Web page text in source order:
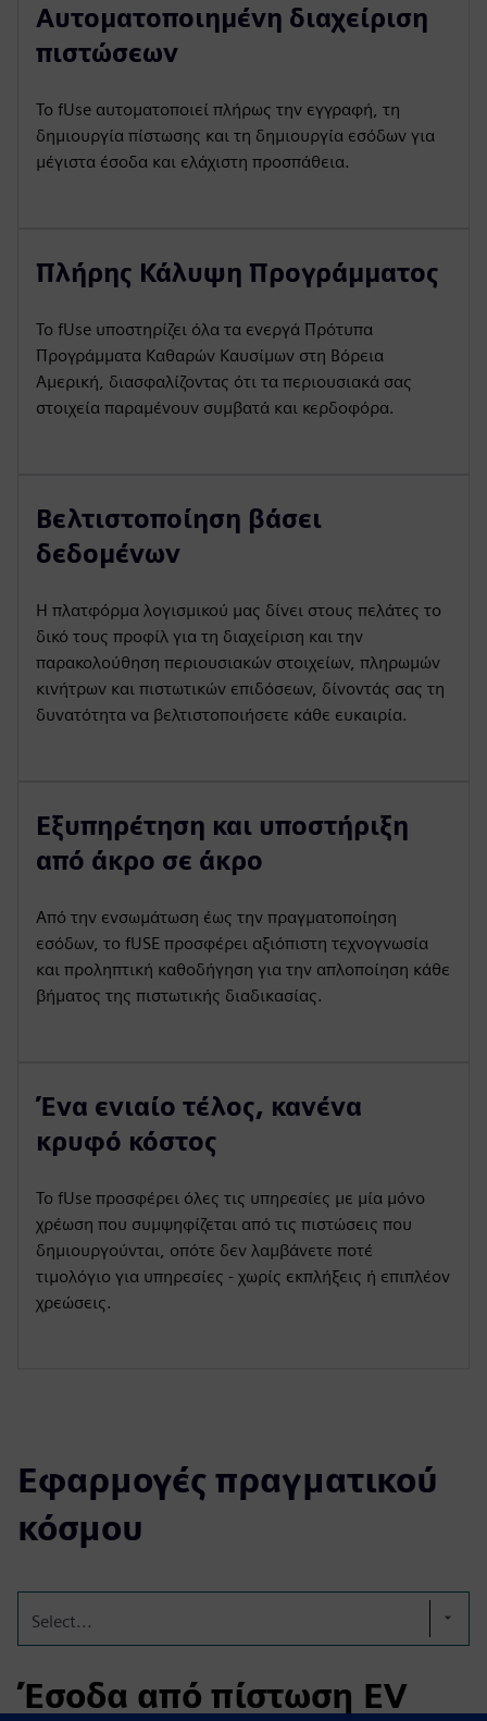
Αυτοματοποιημένη διαχείριση
πιστώσεων
Το fUse αυτοματοποιεί πλήρως την εγγραφή, τη
δημιουργία πίστωσης και τη δημιουργία εσόδων για
μέγιστα έσοδα και ελάχιστη προσπάθεια.
Πλήρης Κάλυψη Προγράμματος
Το fUse υποστηρίζει όλα τα ενεργά Πρότυπα
Προγράμματα Καθαρών Καυσίμων στη Βόρεια
Αμερική, διασφαλίζοντας ότι τα περιουσιακά σας
στοιχεία παραμένουν συμβατά και κερδοφόρα.
Βελτιστοποίηση βάσει
δεδομένων
Η πλατφόρμα λογισμικού μας δίνει στους πελάτες το
δικό τους προφίλ για τη διαχείριση και την
παρακολούθηση περιουσιακών στοιχείων, πληρωμών
κινήτρων και πιστωτικών επιδόσεων, δίνοντάς σας τη
δυνατότητα να βελτιστοποιήσετε κάθε ευκαιρία.
Εξυπηρέτηση και υποστήριξη
από άκρο σε άκρο
Από την ενσωμάτωση έως την πραγματοποίηση
εσόδων, το fUSE προσφέρει αξιόπιστη τεχνογνωσία
και προληπτική καθοδήγηση για την απλοποίηση κάθε
βήματος της πιστωτικής διαδικασίας.
Ένα ενιαίο τέλος, κανένα
κρυφό κόστος
Το fUse προσφέρει όλες τις υπηρεσίες με μία μόνο
χρέωση που συμψηφίζεται από τις πιστώσεις που
δημιουργούνται, οπότε δεν λαμβάνετε ποτέ
τιμολόγιο για υπηρεσίες - χωρίς εκπλήξεις ή επιπλέον
χρεώσεις.
Εφαρμογές πραγματικού
κόσμου
Select...
Έσοδα από πίστωση EV